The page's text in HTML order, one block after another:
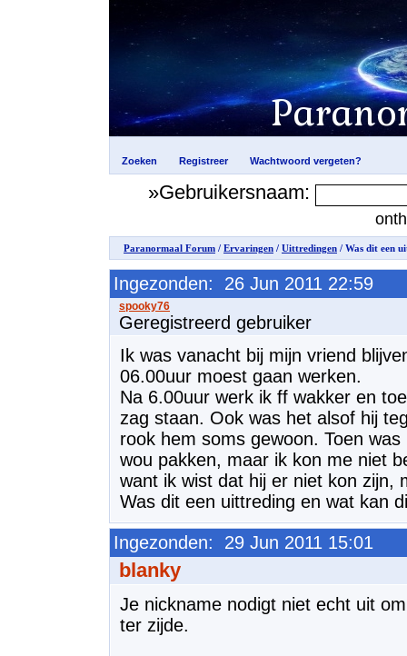
»Gebruikersnaam:
Paranormaal Forum / Ervaringen / Uittredingen / Was dit een
Ingezonden: 26 Jun 2011 22:59
Geregistreerd gebruiker
Ik was vanacht bij mijn vriend
06.00uur moest gaan werken.
Na 6.00uur werk ik ff wakker en
zag staan. Ook was het alsof hij
rook hem soms gewoon. Toen
wou pakken, maar ik kon me niet
want ik wist dat hij er niet kon zijn,
Was dit een uittreding en wat kan
Ingezonden: 29 Jun 2011 15:01
blanky
Je nickname nodigt niet echt uit
ter zijde.